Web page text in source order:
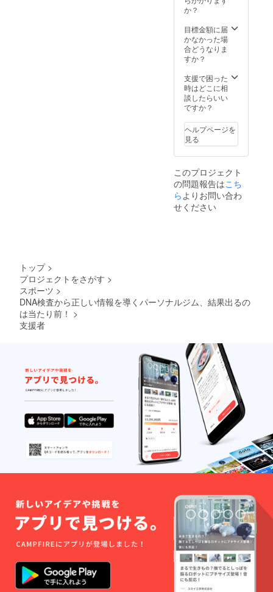
か？
目標金額に届
かなかった場
合どうなりま
すか？
支援で困った
時はどこに相
談したらいい
ですか？
ヘルプページを
見る
このプロジェクト
の問題報告はこち
ら よりお問い合わ
せください
トップ >
プロジェクトをさがす >
スポーツ >
DNA検査から正しい情報を導くパーソナルジム、結果出るの
は当たり前！ >
支援者